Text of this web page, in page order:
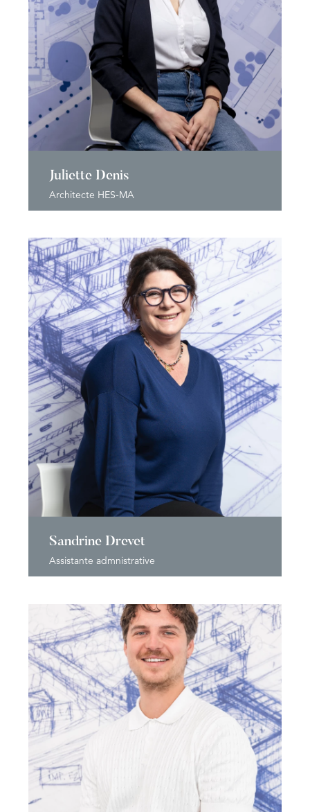
Juliette Denis
Architecte HES-MA
Sandrine Drevet
Assistante admnistrative